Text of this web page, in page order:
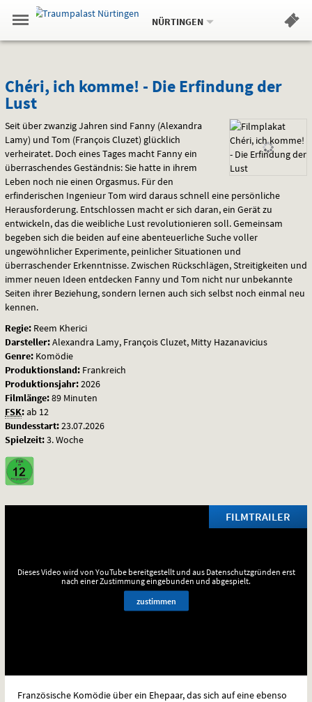
Springe
zum
,zum
.
Navigation
Gehe
zur
Standortauswahl
Standort:
NÜRTINGEN.
Hinweis
Chéri,
ich
komme!
-
Die
Erfindung
der
Lust
Chéri, ich komme! - Die Erfindung der
Lust
Seit über zwanzig Jahren sind Fanny (Alexandra
Lamy) und Tom (François Cluzet) glücklich
verheiratet. Doch eines Tages macht Fanny ein
überraschendes Geständnis: Sie hatte in ihrem
Leben noch nie einen Orgasmus. Für den
erfinderischen Ingenieur Tom wird daraus schnell eine persönliche
Herausforderung. Entschlossen macht er sich daran, ein Gerät zu
entwickeln, das die weibliche Lust revolutionieren soll. Gemeinsam
begeben sich die beiden auf eine abenteuerliche Suche voller
ungewöhnlicher Experimente, peinlicher Situationen und
überraschender Erkenntnisse. Zwischen Rückschlägen, Streitigkeiten und
immer neuen Ideen entdecken Fanny und Tom nicht nur unbekannte
Seiten ihrer Beziehung, sondern lernen auch sich selbst noch einmal neu
kennen.
Regie: Reem Kherici
Darsteller:Alexandra Lamy, François Cluzet, Mitty Hazanavicius
Genre: Komödie
Produktionsland: Frankreich
Produktionsjahr:2026
Filmlänge:89 Minuten
FSK:ab 12
Bundesstart:23.07.2026
Spielzeit:3. Woche
FILMTRAILER
Dieses Video wird von YouTube bereitgestellt und aus Datenschutzgründen erst
nach einer Zustimmung eingebunden und abgespielt.
zustimmen
Französische Komödie über ein Ehepaar, das sich auf eine ebenso